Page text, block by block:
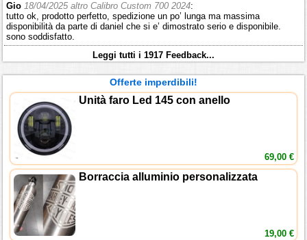
Gio 18/04/2025 altro Calibro Custom 700 2024:
tutto ok, prodotto perfetto, spedizione un po’ lunga ma massima
disponibilità da parte di daniel che si e’ dimostrato serio e disponibile.
sono soddisfatto.
Leggi tutti i 1917 Feedback...
Offerte imperdibili!
Unità faro Led 145 con anello
69,00 €
Borraccia alluminio personalizzata
19,00 €